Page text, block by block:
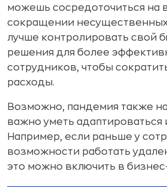
можешь сосредоточиться на
сокращении
лучше контролировать свой
решения для более
сотрудников, чтобы
расходы.
Возможно, пандемия также
важно уметь адаптироваться
Например, если раньше у
возможности работать
это можно включить в